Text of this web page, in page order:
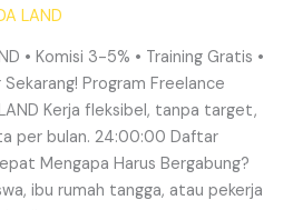
LAND
• Komisi 3-5% • Training Gratis •
Program Freelance
Kerja fleksibel, tanpa target,
per bulan. 24:00:00 Daftar
Mengapa Harus Bergabung?
ibu rumah tangga, atau pekerja